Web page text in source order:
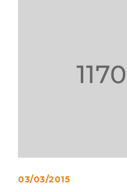
03/03/2015